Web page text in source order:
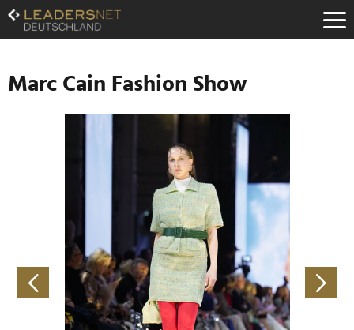
Zum
Inhalt
Zur
Navigation
Zur
Hauptnavigation
Marc Cain Fashion Show